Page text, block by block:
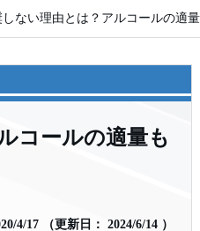
ない理由とは？アルコールの適量
コールの適量も
4/17 （更新日： 2024/6/14 ）